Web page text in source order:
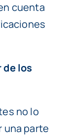
cuenta
de los
no lo
una parte